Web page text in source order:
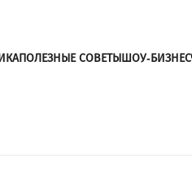
ПОЛЕЗНЫЕ СОВЕТЫШОУ-БИЗНЕС